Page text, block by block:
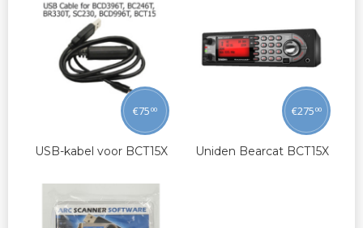
USB-kabel voor BCT15X
€75 00
Uniden Bearcat BCT15X
€275 00